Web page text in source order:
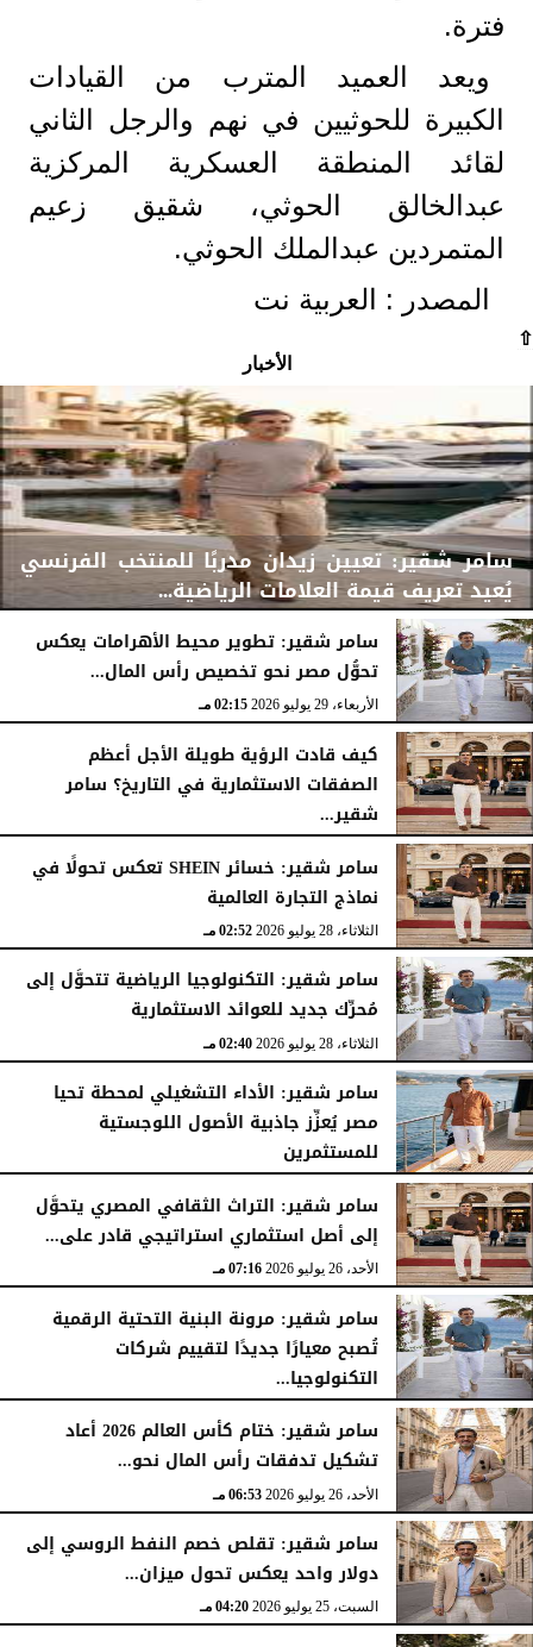
فترة.
ويعد العميد المترب من القيادات
الكبيرة للحوثيين في نهم والرجل الثاني
لقائد المنطقة العسكرية المركزية
عبدالخالق الحوثي، شقيق زعيم
المتمردين عبدالملك الحوثي.
المصدر : العربية نت
⇧
الأخبار
سامر شقير: تعيين زيدان مدربًا للمنتخب الفرنسي
يُعيد تعريف قيمة العلامات الرياضية...
الأربعاء، 29 يوليو 2026 02:25 مـ
سامر شقير: تطوير محيط الأهرامات يعكس
تحوُّل مصر نحو تخصيص رأس المال...
الأربعاء، 29 يوليو 2026 02:15 مـ
كيف قادت الرؤية طويلة الأجل أعظم
الصفقات الاستثمارية في التاريخ؟ سامر
شقير...
الثلاثاء، 28 يوليو 2026 03:49 مـ
سامر شقير: خسائر SHEIN تعكس تحولًا في
نماذج التجارة العالمية
الثلاثاء، 28 يوليو 2026 02:52 مـ
سامر شقير: التكنولوجيا الرياضية تتحوَّل إلى
مُحرِّك جديد للعوائد الاستثمارية
الثلاثاء، 28 يوليو 2026 02:40 مـ
سامر شقير: الأداء التشغيلي لمحطة تحيا
مصر يُعزِّز جاذبية الأصول اللوجستية
للمستثمرين
الأحد، 26 يوليو 2026 07:27 مـ
سامر شقير: التراث الثقافي المصري يتحوَّل
إلى أصل استثماري استراتيجي قادر على...
الأحد، 26 يوليو 2026 07:16 مـ
سامر شقير: مرونة البنية التحتية الرقمية
تُصبح معيارًا جديدًا لتقييم شركات
التكنولوجيا...
الأحد، 26 يوليو 2026 07:03 مـ
سامر شقير: ختام كأس العالم 2026 أعاد
تشكيل تدفقات رأس المال نحو...
الأحد، 26 يوليو 2026 06:53 مـ
سامر شقير: تقلص خصم النفط الروسي إلى
دولار واحد يعكس تحول ميزان...
السبت، 25 يوليو 2026 04:20 مـ